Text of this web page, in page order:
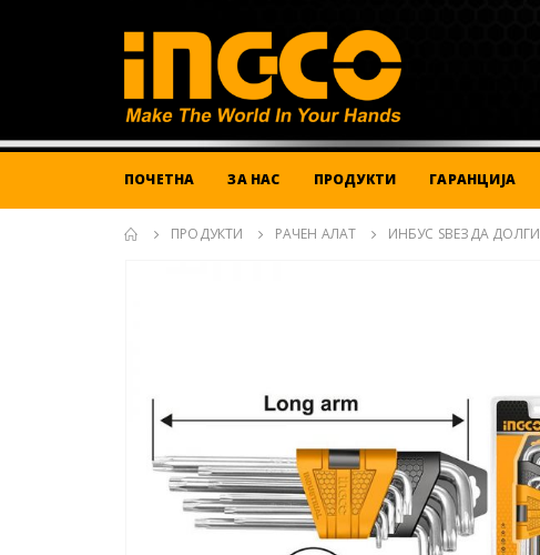
ПОЧЕТНА ЗА НАС ПРОДУКТИ ГАРАНЦИЈА
ПРОДУКТИ РАЧЕН АЛАТ ИНБУС ЅВЕЗДА ДОЛГИ